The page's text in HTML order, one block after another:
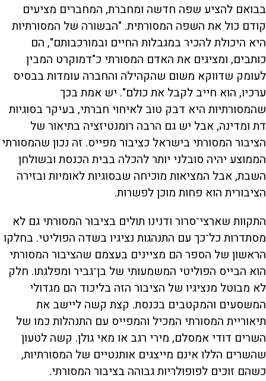
בבואם להציע שפה חדשה ומחברת, המחברים מציעים
קודם כול את השפה המסורתית. "הבשורה של המסורתיות
היא היכולת להכיר במגבלות החיים ובמורכבותם", הם
כותבים, ומציגים את האדם המסורתי כ"דמוקרט המבין
לעומק שדווקא משום שהקהילה והחברה עומדות בבסיס
ערכיו, הוא חייב לקבל את כולם". יש אמת בכך
שהמסורתיות היא דבק טוב לאיחוי חברתי, בעיקר בסוגיות
דת ומדינה, אבל יש גם הרבה רומנטיזציה בתיאור של
הציבור המסורתי בישראל כציבור מפייס. זה נכון שהמסורתי
הממוצע יהיה סובלני יותר להכלה בבית הכנסת ובשולחן
השבת, אבל המציאות מוכיחה שבסוגיות לאומיות ובזירה
הציבורית הוא פחות מוכן לפשרות.
התקוות שארצי־סרור ודנינו תולים בציבור המסורתי גם לא
מסתדרות כל־כך עם התנהגות נציגיו בשדה הפוליטי. בחלקו
הראשון של הספר הם מציינים בעצמם שהציבור המסורתי
הוא הבייס הפוליטי המשמעותי של בן־גביר ומפלגתו. חלק
לא מבוטל מנציגיו של הציבור הזה בליכוד הם מגדולי
המשסעים והמקטבים בכנסת. קצת קשה ליישב את
תיאוריית המסורתי המכיל והמפייס עם התנהלות כמו של
השרים דודי אמסלם, מירי רגב או מאי גולן. קשה לטעון
שהשרים הללו אינם מייצגים אותנטיים של המסורתיות,
כשהם זוכים לפופולריות גבוהה בציבור המסורתי.